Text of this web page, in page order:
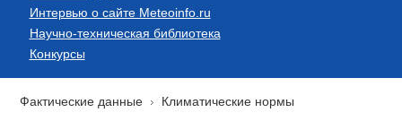
Интервью о сайте Meteoinfo.ru
Научно-техническая библиотека
Конкурсы
Фактические данные Климатические нормы